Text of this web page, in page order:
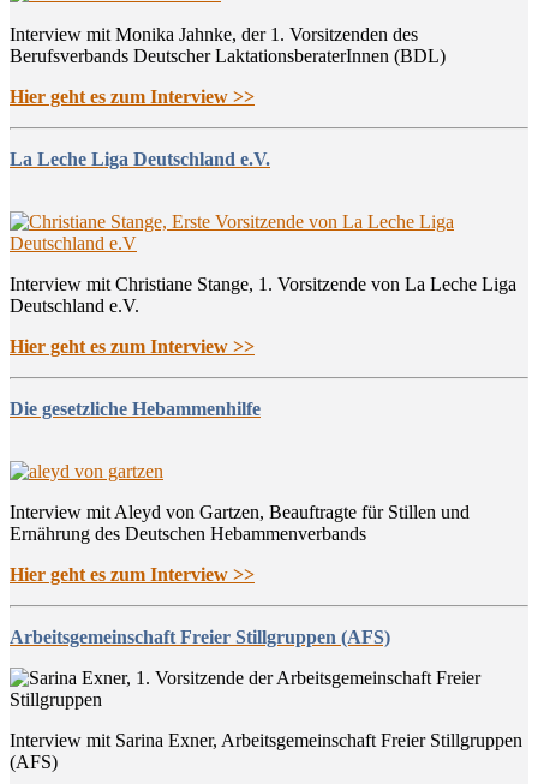
Interview mit Monika Jahnke, der 1. Vorsitzenden des
Berufsverbands Deutscher LaktationsberaterInnen (BDL)
Hier geht es zum Interview >>
La Leche Liga Deutschland e.V.
Interview mit Christiane Stange, 1. Vorsitzende von La Leche Liga
Deutschland e.V.
Hier geht es zum Interview >>
Die gesetzliche Hebammenhilfe
Interview mit Aleyd von Gartzen, Beauftragte für Stillen und
Ernährung des Deutschen Hebammenverbands
Hier geht es zum Interview >>
Arbeitsgemeinschaft Freier Stillgruppen (AFS)
Interview mit Sarina Exner, Arbeitsgemeinschaft Freier Stillgruppen
(AFS)